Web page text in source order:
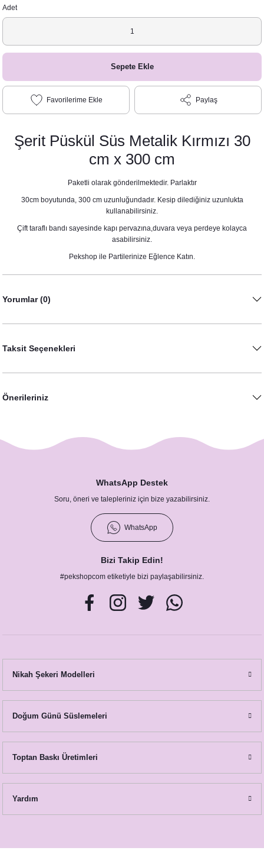
Adet
Sepete Ekle
Paylaş
Şerit Püskül Süs Metalik Kırmızı 30
cm x 300 cm
Paketli olarak gönderilmektedir. Parlaktır
30cm boyutunda, 300 cm uzunluğundadır. Kesip dilediğiniz uzunlukta
kullanabilirsiniz.
Çift taraflı bandı sayesinde kapı pervazına,duvara veya perdeye kolayca
asabilirsiniz.
Pekshop ile Partilerinize Eğlence Katın.
Yorumlar (0)
Taksit Seçenekleri
Önerileriniz
WhatsApp Destek
Soru, öneri ve talepleriniz için bize yazabilirsiniz.
WhatsApp
Bizi Takip Edin!
#pekshopcom etiketiyle bizi paylaşabilirsiniz.
Nikah Şekeri Modelleri
Doğum Günü Süslemeleri
Toptan Baskı Üretimleri
Yardım